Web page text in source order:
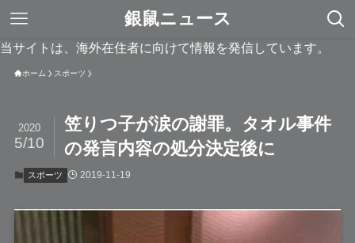
銀鼠ニュース
当サイトは、海外在住者に向けて情報を発信しています。
ホーム スポーツ
笠りつ子が涙の謝罪。タオル事件
の発言内容の処分決定後に
2020
5/10
スポーツ 2019-11-19